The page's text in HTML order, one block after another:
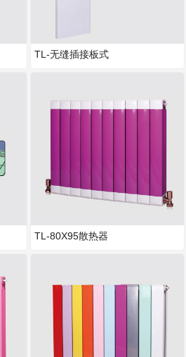
TL-无缝插接板式
TL-80X95散热器